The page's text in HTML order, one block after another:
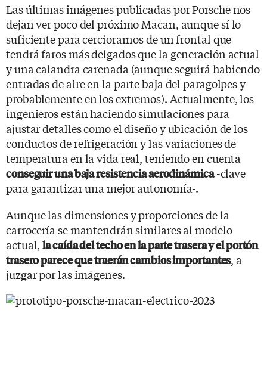
Las últimas imágenes publicadas por Porsche nos
dejan ver poco del próximo Macan, aunque sí lo
suficiente para cerciorarnos de un frontal que
tendrá faros más delgados que la generación actual
y una calandra carenada (aunque seguirá habiendo
entradas de aire en la parte baja del paragolpes y
probablemente en los extremos). Actualmente, los
ingenieros están haciendo simulaciones para
ajustar detalles como el diseño y ubicación de los
conductos de refrigeración y las variaciones de
temperatura en la vida real, teniendo en cuenta
conseguir una baja resistencia aerodinámica-clave
para garantizar una mejor autonomía-.
Aunque las dimensiones y proporciones de la
carrocería se mantendrán similares al modelo
actual,la caída del techo en la parte trasera y el portón
trasero parece que traerán cambios importantes, a
juzgar por las imágenes.